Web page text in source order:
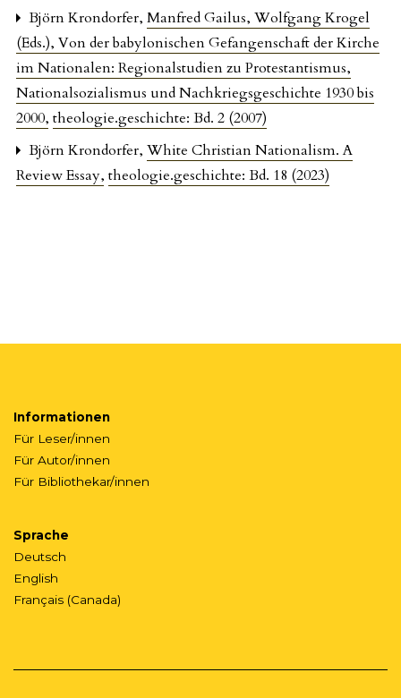
Björn Krondorfer, Manfred Gailus, Wolfgang Krogel
(Eds.), Von der babylonischen Gefangenschaft der Kirche
im Nationalen: Regionalstudien zu Protestantismus,
Nationalsozialismus und Nachkriegsgeschichte 1930 bis
2000, theologie.geschichte: Bd. 2 (2007)
Björn Krondorfer, White Christian Nationalism. A
Review Essay, theologie.geschichte: Bd. 18 (2023)
Informationen
Für Leser/innen
Für Autor/innen
Für Bibliothekar/innen
Sprache
Deutsch
English
Français (Canada)